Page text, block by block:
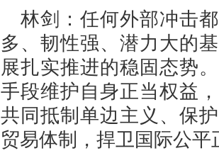
林剑：任何外部冲击
多、韧性强、潜力大的
展扎实推进的稳固态势
手段维护自身正当权益
共同抵制单边主义、保
贸易体制，捍卫国际公平